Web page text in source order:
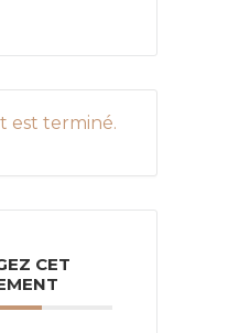
est terminé.
CET